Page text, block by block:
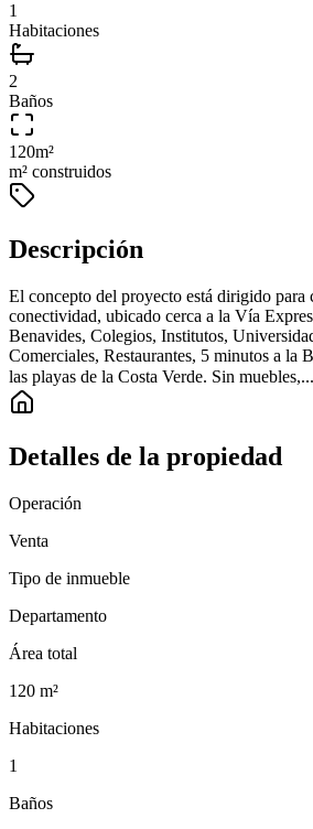
1
Habitaciones
2
Baños
120m²
m² construidos
Descripción
El concepto del proyecto está dirigido para
conectividad, ubicado cerca a la Vía
Benavides, Colegios, Institutos,
Comerciales, Restaurantes, 5 minutos a la
las playas de la Costa Verde. Sin muebles,...
Detalles de la propiedad
Operación
Venta
Tipo de inmueble
Departamento
Área total
120 m²
Habitaciones
1
Baños